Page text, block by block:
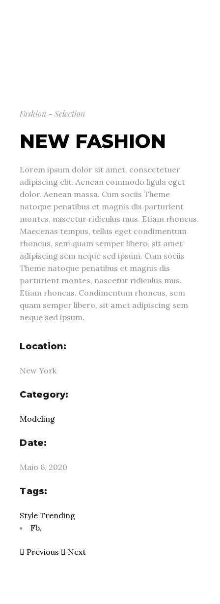
Fashion - Selection
NEW FASHION
Lorem ipsum dolor sit amet, consectetuer
adipiscing elit. Aenean commodo ligula eget
dolor. Aenean massa. Cum sociis Theme
natoque penatibus et magnis dis parturient
montes, nascetur ridiculus mus. Etiam rhoncus.
Maecenas tempus, tellus eget condimentum
rhoncus, sem quam semper libero, sit amet
adipiscing sem neque sed ipsum. Cum sociis
Theme natoque penatibus et magnis dis
parturient montes, nascetur ridiculus mus.
Etiam rhoncus. Condimentum rhoncus, sem
quam semper libero, sit amet adipiscing sem
neque sed ipsum.
Location:
New York
Category:
Modeling
Date:
Maio 6, 2020
Tags:
Style Trending
Fb.
Previous Next